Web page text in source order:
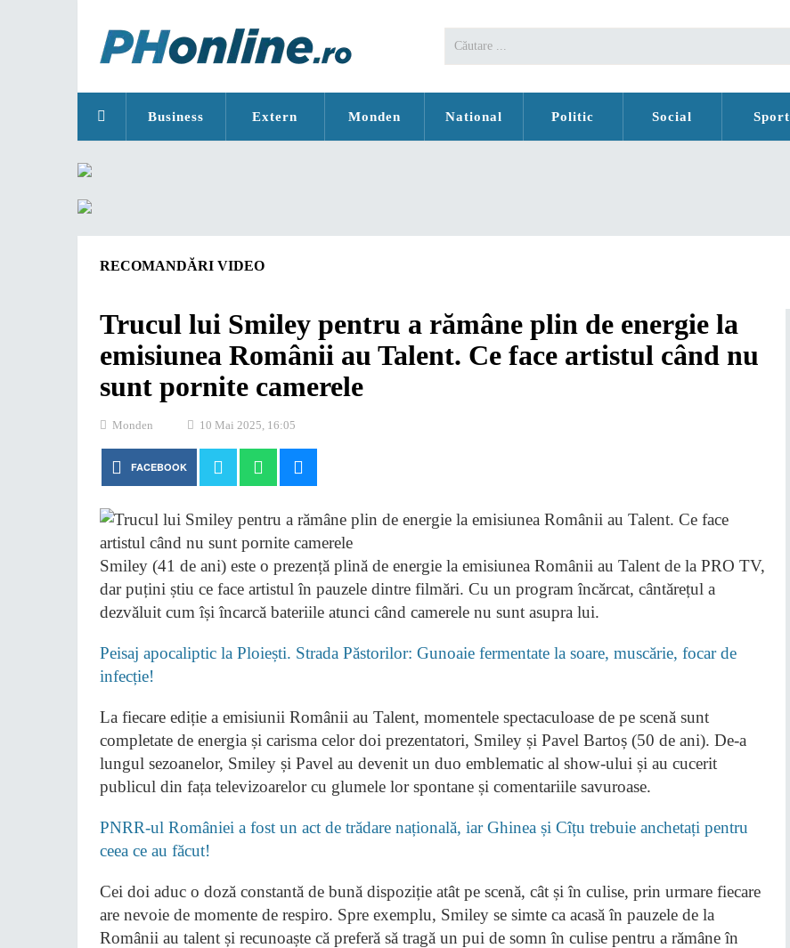
Business Extern Monden National Politic Social Sport
RECOMANDĂRI VIDEO
Trucul lui Smiley pentru a rămâne plin de energie la
emisiunea Românii au Talent. Ce face artistul când nu
sunt pornite camerele
Monden 10 Mai 2025, 16:05
FACEBOOK
Smiley (41 de ani) este o prezență plină de energie la emisiunea Românii au Talent de la PRO TV,
dar puțini știu ce face artistul în pauzele dintre filmări. Cu un program încărcat, cântărețul a
dezvăluit cum își încarcă bateriile atunci când camerele nu sunt asupra lui.
Peisaj apocaliptic la Ploiești. Strada Păstorilor: Gunoaie fermentate la soare, muscărie, focar de
infecție!
La fiecare ediție a emisiunii Românii au Talent, momentele spectaculoase de pe scenă sunt
completate de energia și carisma celor doi prezentatori, Smiley și Pavel Bartoș (50 de ani). De-a
lungul sezoanelor, Smiley și Pavel au devenit un duo emblematic al show-ului și au cucerit
publicul din fața televizoarelor cu glumele lor spontane și comentariile savuroase.
PNRR-ul României a fost un act de trădare națională, iar Ghinea și Cîțu trebuie anchetați pentru
ceea ce au făcut!
Cei doi aduc o doză constantă de bună dispoziție atât pe scenă, cât și în culise, prin urmare fiecare
are nevoie de momente de respiro. Spre exemplu, Smiley se simte ca acasă în pauzele de la
Românii au talent și recunoaște că preferă să tragă un pui de somn în culise pentru a rămâne în